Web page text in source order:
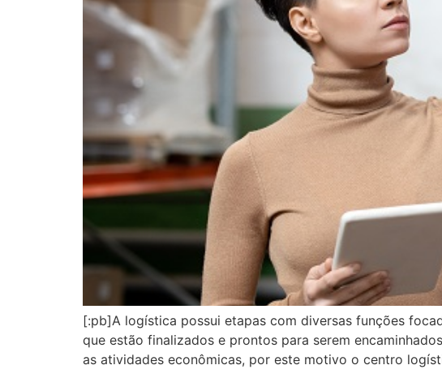
[:pb]A logística possui etapas com diversas funções
que estão finalizados e prontos para serem
as atividades econômicas, por este motivo o centro